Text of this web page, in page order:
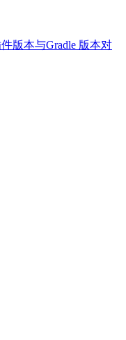
版本与Gradle 版本对